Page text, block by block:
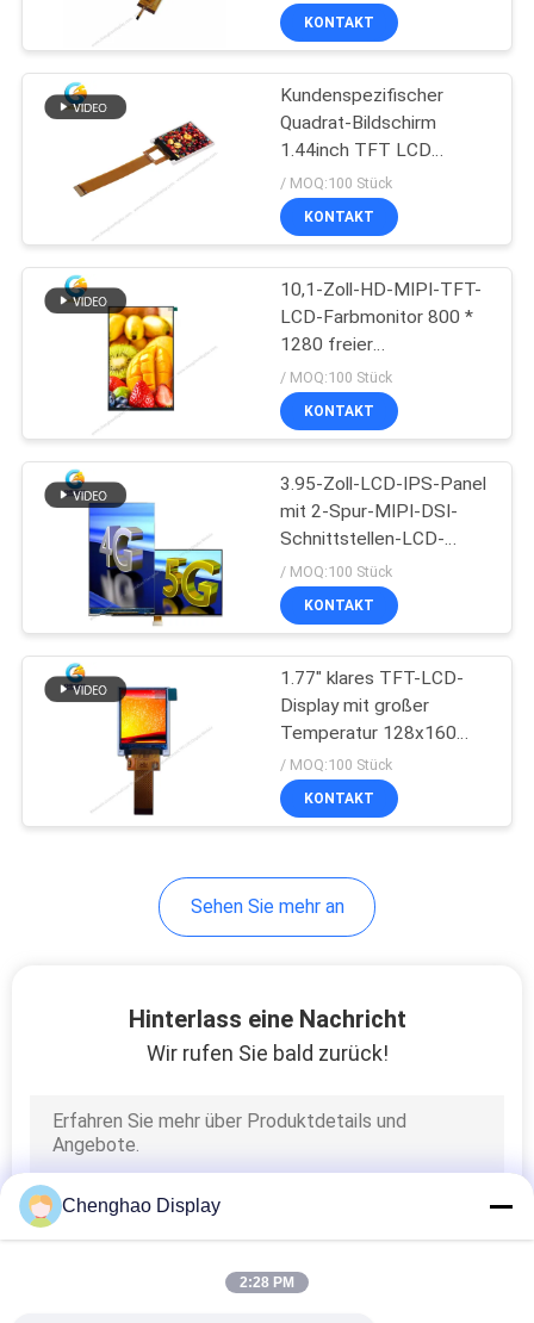
TFT-LCD-Monitor
TFT-Display mit
hoher Helligkeit
13
Runde LCD-Anzeige
HD-tft Anzeige
industrielle LCD-
Anzeige
KONTAKT
Kundenspezifischer
Quadrat-Bildschirm
1.44inch TFT LCD
Anzeigen-128x128
/ MOQ:100 Stück
KONTAKT
10,1-Zoll-HD-MIPI-TFT-
LCD-Farbmonitor 800 *
1280 freier
Betrachtungswinkel
/ MOQ:100 Stück
KONTAKT
3.95-Zoll-LCD-IPS-Panel
mit 2-Spur-MIPI-DSI-
Schnittstellen-LCD-
Display-Modul
/ MOQ:100 Stück
KONTAKT
1.77" klares TFT-LCD-
Display mit großer
Temperatur 128x160
benutzerdefiniertes
LCD-Display
/ MOQ:100 Stück
KONTAKT
Sehen Sie mehr an
Hinterlass eine Nachricht
Wir rufen Sie bald zurück!
Chenghao Display
2:28 PM